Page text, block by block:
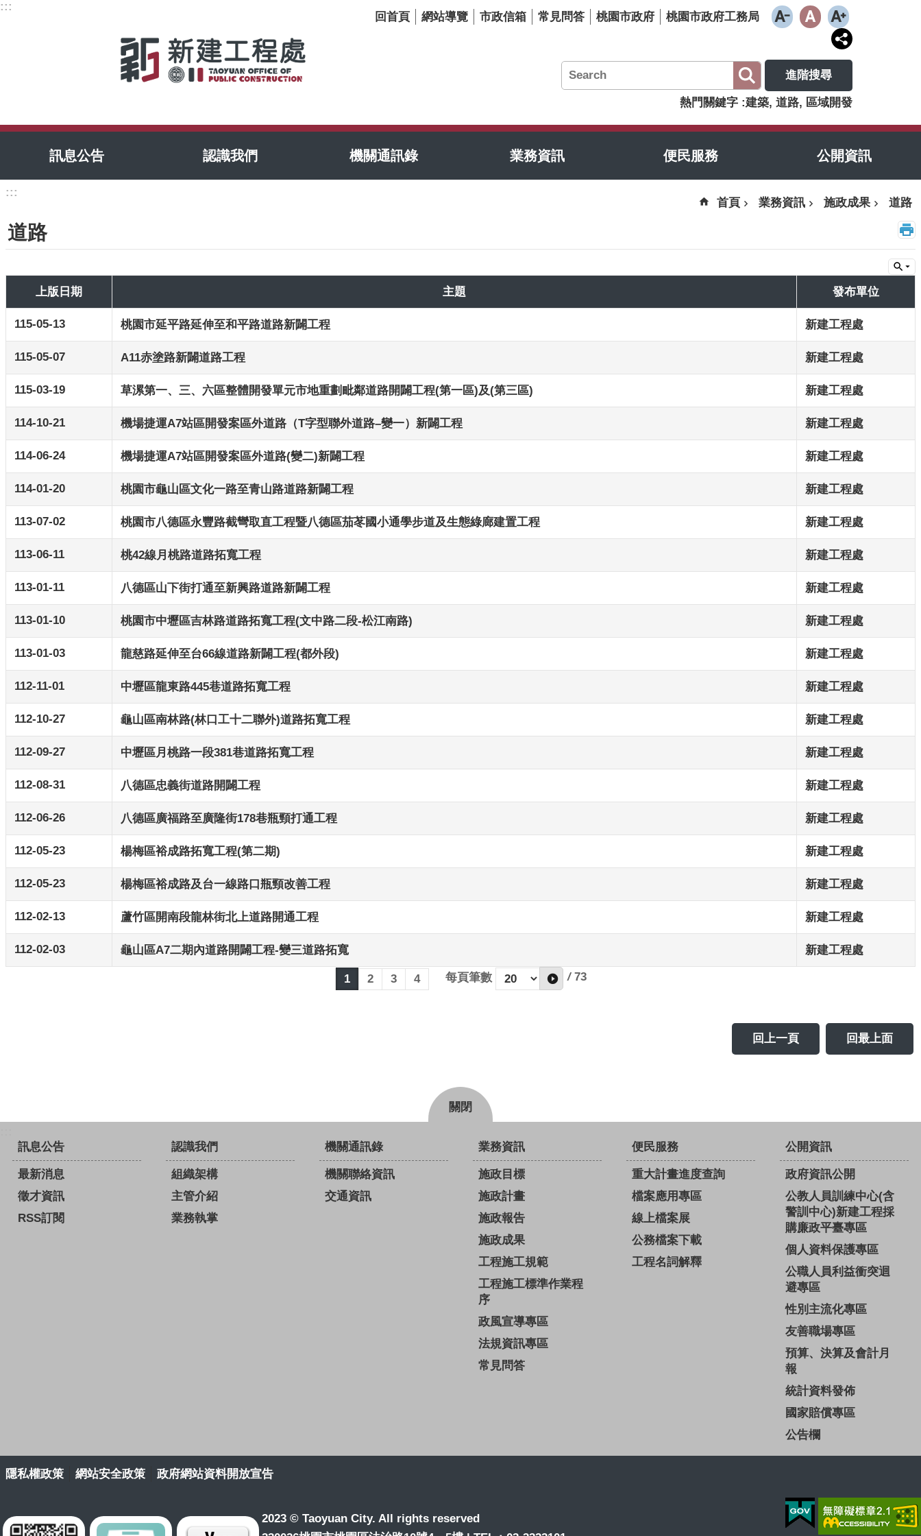
跳到主要內容區塊
:::
回首頁 網站導覽 市政信箱 常見問答 桃園市政府 桃園市政府工務局
進階搜尋
熱門關鍵字 建築 道路 區域開發
訊息公告 認識我們 機關通訊錄 業務資訊 便民服務 公開資訊
:::
首頁 業務資訊 施政成果 道路
道路
上版日期 主題 發布單位
115-05-13 桃園市延平路延伸至和平路道路新闢工程 新建工程處
115-05-07 A11赤塗路新闢道路工程 新建工程處
115-03-19 草漯第一、三、六區整體開發單元市地重劃毗鄰道路開闢工程(第一區)及(第三區) 新建工程處
114-10-21 機場捷運A7站區開發案區外道路（T字型聯外道路–變一）新闢工程 新建工程處
114-06-24 機場捷運A7站區開發案區外道路(變二)新闢工程 新建工程處
114-01-20 桃園市龜山區文化一路至青山路道路新闢工程 新建工程處
113-07-02 桃園市八德區永豐路截彎取直工程暨八德區茄苳國小通學步道及生態綠廊建置工程 新建工程處
113-06-11 桃42線月桃路道路拓寬工程 新建工程處
113-01-11 八德區山下街打通至新興路道路新闢工程 新建工程處
113-01-10 桃園市中壢區吉林路道路拓寬工程(文中路二段-松江南路) 新建工程處
113-01-03 龍慈路延伸至台66線道路新闢工程(都外段) 新建工程處
112-11-01 中壢區龍東路445巷道路拓寬工程 新建工程處
112-10-27 龜山區南林路(林口工十二聯外)道路拓寬工程 新建工程處
112-09-27 中壢區月桃路一段381巷道路拓寬工程 新建工程處
112-08-31 八德區忠義街道路開闢工程 新建工程處
112-06-26 八德區廣福路至廣隆街178巷瓶頸打通工程 新建工程處
112-05-23 楊梅區裕成路拓寬工程(第二期) 新建工程處
112-05-23 楊梅區裕成路及台一線路口瓶頸改善工程 新建工程處
112-02-13 蘆竹區開南段龍林街北上道路開通工程 新建工程處
112-02-03 龜山區A7二期內道路開闢工程-變三道路拓寬 新建工程處
1 2 3 4 每頁筆數 / 73
回上一頁 回最上面
關閉
訊息公告
最新消息
徵才資訊
RSS訂閱
認識我們
組織架構
主管介紹
業務執掌
機關通訊錄
機關聯絡資訊
交通資訊
業務資訊
施政目標
施政計畫
施政報告
施政成果
工程施工規範
工程施工標準作業程
序
政風宣導專區
法規資訊專區
常見問答
便民服務
重大計畫進度查詢
檔案應用專區
線上檔案展
公務檔案下載
工程名詞解釋
公開資訊
政府資訊公開
公教人員訓練中心(含
警訓中心)新建工程採
購廉政平臺專區
個人資料保護專區
公職人員利益衝突迴
避專區
性別主流化專區
友善職場專區
預算、決算及會計月
報
統計資料發佈
國家賠償專區
公告欄
隱私權政策 網站安全政策 政府網站資料開放宣告
2023 © Taoyuan City. All rights reserved